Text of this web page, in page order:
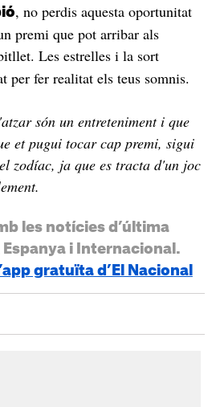
, no perdis aquesta oportunitat
premi que pot arribar als
Les estrelles i la sort
per fer realitat els teus somnis.
són un entreteniment i que
et pugui tocar cap premi, sigui
zodíac, ja que es tracta d'un joc
les notícies d’última
i Internacional.
gratuïta d’El Nacional